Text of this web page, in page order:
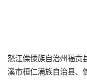
怒江傈僳族自治州福贡
溪市桓仁满族自治县、